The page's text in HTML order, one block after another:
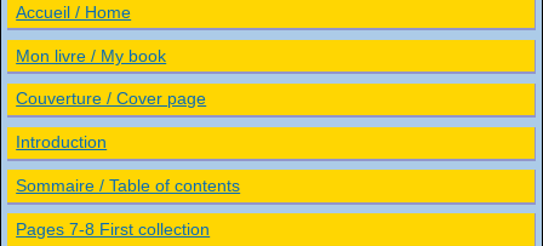
Accueil / Home
Mon livre / My book
Couverture / Cover page
Introduction
Sommaire / Table of contents
Pages 7-8 First collection